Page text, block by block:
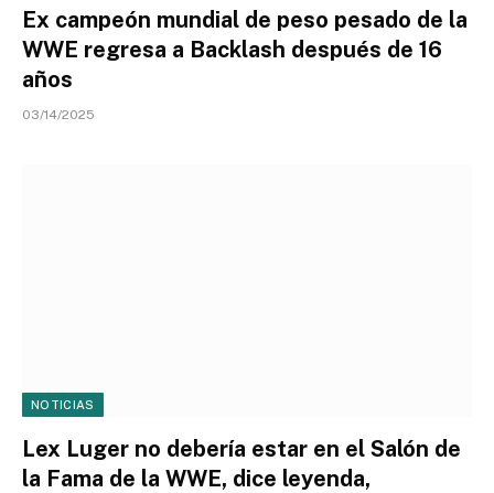
Ex campeón mundial de peso pesado de la
WWE regresa a Backlash después de 16
años
03/14/2025
NOTICIAS
Lex Luger no debería estar en el Salón de
la Fama de la WWE, dice leyenda,